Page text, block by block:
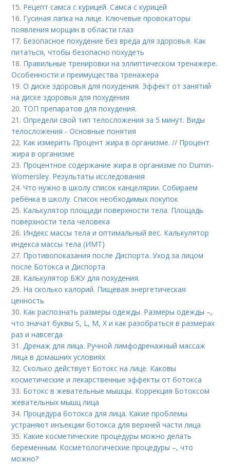
15. Рецепт самса с курицей. Самса с курицей
16. Гусиная лапка на лице. Ключевые провокаторы
появления морщин в области глаз
17. Безопасное похудение без вреда для здоровья. Как
питаться, чтобы безопасно похудеть
18. Правильные тренировки на эллиптическом тренажере.
Особенности и преимущества тренажера
19.О диске здоровья для похудения. Эффект от занятий
на диске здоровья для похудения
20. ТОП препаратов для похудения.
21.Определи свой тип телосложения за 5 минут. Виды
телосложения - Основные понятия
22. Как измерить Процент жира в организме. // Процент
жира в организме
23. Процентное содержание жира в организме по Dumin-
Womersley. Результаты исследования
24.Что нужно в школу список канцелярии. Собираем
ребёнка в школу. Список необходимых покупок
25. Калькулятор площади поверхности тела. Площадь
поверхности тела человека
26. Индекс массы тела и оптимальный вес. Калькулятор
индекса массы тела (ИМТ)
27. Противопоказания после Диспорта. Уход за лицом
после Ботокса и Диспорта
28. Калькулятор БЖУ для похудения.
29. На сколько калорий. Пищевая энергетическая
ценность
30. Как распознать размеры одежды. Размеры одежды –,
что значат буквы S, L, M, X и как разобраться в размерах
раз и навсегда
31. Дренаж для лица. Ручной лимфодренажный массаж
лица в домашних условиях
32.Сколько действует Ботокс на лице. Каковы
косметические и лекарственные эффекты от ботокса
33. Ботокс в жевательные мышцы. Коррекция Ботоксом
жевательных мышц лица
34. Процедура ботокса для лица. Какие проблемы
устраняют инъекции ботокса для верхней части лица
35. Какие косметические процедуры можно делать
беременным. Косметологические процедуры –, что
можно?